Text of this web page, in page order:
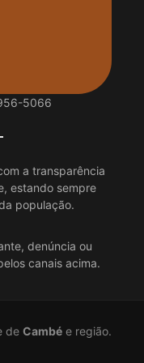
5066
a transparência
estando sempre
população.
denúncia ou
canais acima.
de Cambée região.